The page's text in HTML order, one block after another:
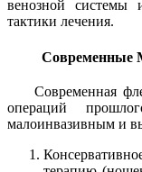
венозной системы
тактики лечения.
Современные
Современная
операций
малоинвазивным и